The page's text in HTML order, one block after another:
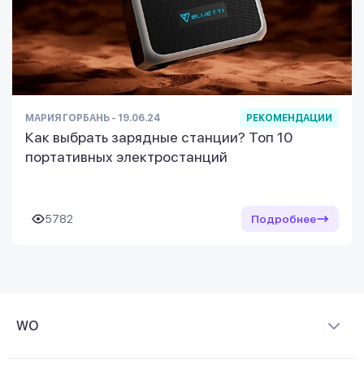
МАРИЯ ГОРБАНЬ - 19.06.24 РЕКОМЕНДАЦИИ
Как выбрать зарядные станции? Топ 10
портативных электростанций
5782 Подробнее
WO